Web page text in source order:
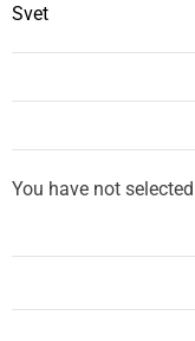
Svet
You have not